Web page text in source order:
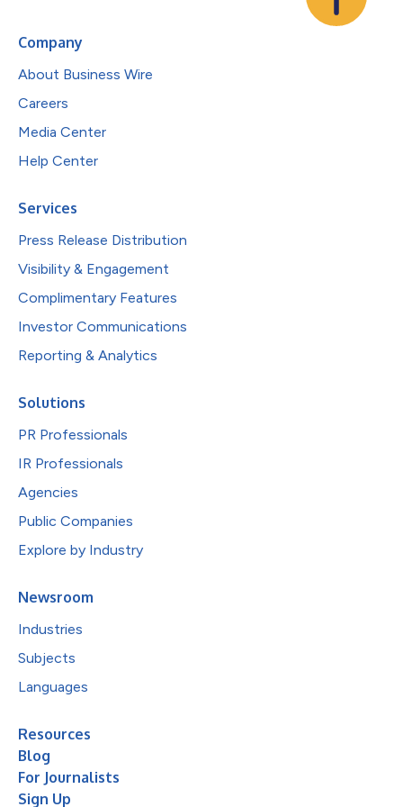
Company
About Business Wire
Careers
Media Center
Help Center
Services
Press Release Distribution
Visibility & Engagement
Complimentary Features
Investor Communications
Reporting & Analytics
Solutions
PR Professionals
IR Professionals
Agencies
Public Companies
Explore by Industry
Newsroom
Industries
Subjects
Languages
Resources
Blog
For Journalists
Sign Up